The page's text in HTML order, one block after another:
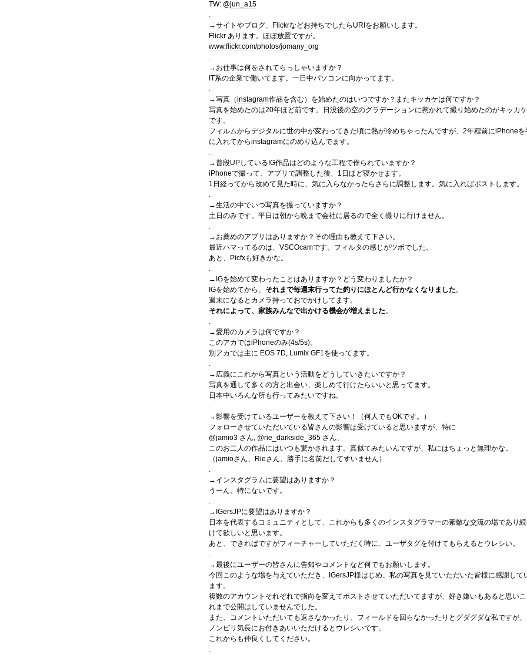
TW: @jun_a15
.
→サイトやブログ、Flickrなどお持ちでしたらURIをお願いします。
Flickr あります。ほぼ放置ですが。
www.flickr.com/photos/jomany_org
.
→お仕事は何をされてらっしゃいますか？
IT系の企業で働いてます。一日中パソコンに向かってます。
.
→写真（instagram作品を含む）を始めたのはいつですか？またキッカケは何ですか？
写真を始めたのは20年ほど前です。日没後の空のグラデーションに惹かれて撮り始めたのがキッカケ
です。
フィルムからデジタルに世の中が変わってきた頃に熱が冷めちゃったんですが、2年程前にiPhoneを
に入れてからinstagramにのめり込んでます。
.
→普段UPしているIG作品はどのような工程で作られていますか？
iPhoneで撮って、アプリで調整した後、1日ほど寝かせます。
1日経ってから改めて見た時に、気に入らなかったらさらに調整します。気に入ればポストします。
.
→生活の中でいつ写真を撮っていますか？
土日のみです。平日は朝から晩まで会社に居るので全く撮りに行けません。
.
→お薦めのアプリはありますか？その理由も教えて下さい。
最近ハマってるのは、VSCOcamです。フィルタの感じがツボでした。
あと、Picfxも好きかな。
.
→IGを始めて変わったことはありますか？どう変わりましたか？
IGを始めてから、
それまで毎週末行ってた釣りにほとんど行かなくなりました。
週末になるとカメラ持っておでかけしてます。
それによって、家族みんなで出かける機会が増えました。
.
→愛用のカメラは何ですか？
このアカではiPhoneのみ(4s/5s)。
別アカでは主に EOS 7D, Lumix GF1を使ってます。
.
→広義にこれから写真という活動をどうしていきたいですか？
写真を通して多くの方と出会い、楽しめて行けたらいいと思ってます。
日本中いろんな所も行ってみたいですね。
.
→影響を受けているユーザーを教えて下さい！（何人でもOKです。）
フォローさせていただいている皆さんの影響は受けていると思いますが、特に
@jamio3 さん, @rie_darkside_365さん、
このお二人の作品にはいつも驚かされます。真似てみたいんですが、私にはちょっと無理かな。
（jamioさん、Rieさん、勝手に名前だしてすいません）
.
→インスタグラムに要望はありますか？
うーん、特にないです。
.
→ IGersJPに要望はありますか？
日本を代表するコミュニティとして、これからも多くのインスタグラマーの素敵な交流の場であり続
けて欲しいと思います。
あと、できればですがフィーチャーしていただく時に、ユーザタグを付けてもらえるとウレシい。
.
→最後にユーザーの皆さんに告知やコメントなど何でもお願いします。
今回このような場を与えていただき、IGersJP様はじめ、私の写真を見ていただいた皆様に感謝して
ます。
複数のアカウントそれぞれで指向を変えてポストさせていただいてますが、好き嫌いもあると思いこ
れまで公開はしていませんでした。
また、コメントいただいても返さなかったり、フィールドを回らなかったりとグダグダな私ですが、
ノンビリ気長にお付きあいいただけるとウレシいです。
これからも仲良くしてください。
.